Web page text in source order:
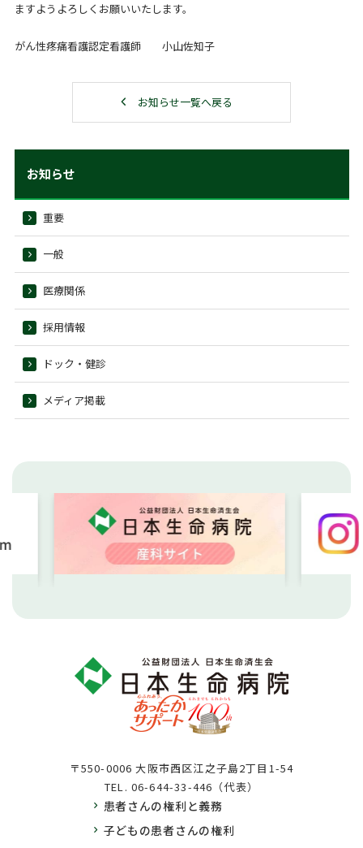
ますようよろしくお願いいたします。
がん性疼痛看護認定看護師 小山佐知子
お知らせ一覧へ戻る
お知らせ
重要
一般
医療関係
採用情報
ドック・健診
メディア掲載
〒550-0006 大阪市西区江之子島2丁目1-54
TEL. 06-644-33-446（代表）
患者さんの権利と義務
子どもの患者さんの権利